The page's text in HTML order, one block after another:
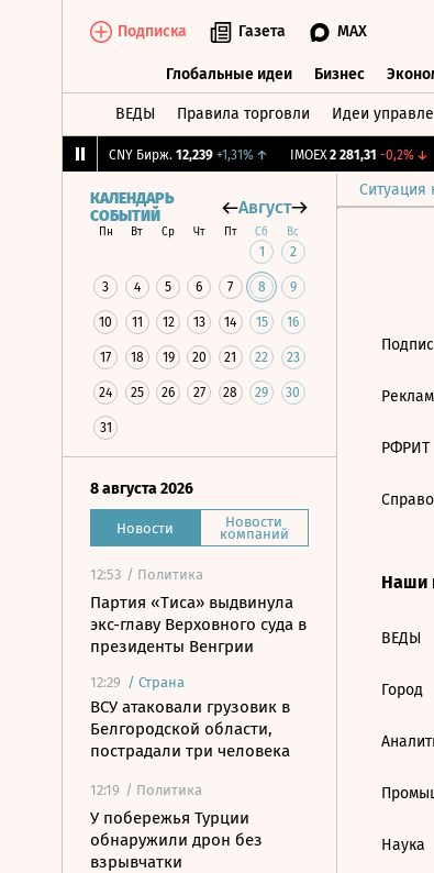
Подписка Газета MAX
Глобальные идеи Бизнес
ВЕДЫ Правила торговли Идеи
CNY Бирж. 12,239 +1,31%↑ IMOEX 2 281,31 -0,2%↓
Ситуация
КАЛЕНДАРЬ
СОБЫТИЙ
Август
Пн Вт Ср Чт Пт Сб Вс
1 2
3 4 5 6 7 8 9
10 11 12 13 14 15 16
17 18 19 20 21 22 23
24 25 26 27 28 29 30
31
8 августа 2026
Новости Новости
компаний
12:53 / Политика
Партия «Тиса» выдвинула
экс-главу Верховного суда в
президенты Венгрии
12:29 / Страна
ВСУ атаковали грузовик в
Белгородской области,
пострадали три человека
12:19 / Политика
У побережья Турции
обнаружили дрон без
взрывчатки
РФРИТ
Наши
ВЕДЫ
Город
Наука